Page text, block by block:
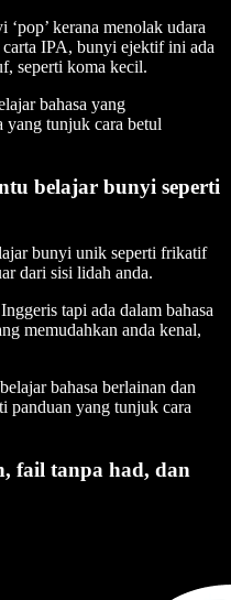
kerana menolak udara
IPA, bunyi ejektif ini ada
seperti koma kecil.
bahasa yang
yang tunjuk cara betul
belajar bunyi seperti
bunyi unik seperti frikatif
dari sisi lidah anda.
tapi ada dalam bahasa
memudahkan anda kenal,
bahasa berlainan dan
panduan yang tunjuk cara
fail tanpa had, dan